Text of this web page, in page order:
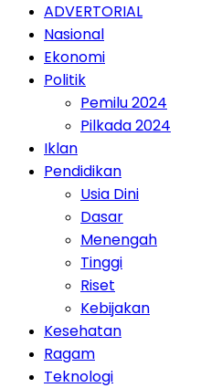
ADVERTORIAL
Nasional
Ekonomi
Politik
Pemilu 2024
Pilkada 2024
Iklan
Pendidikan
Usia Dini
Dasar
Menengah
Tinggi
Riset
Kebijakan
Kesehatan
Ragam
Teknologi